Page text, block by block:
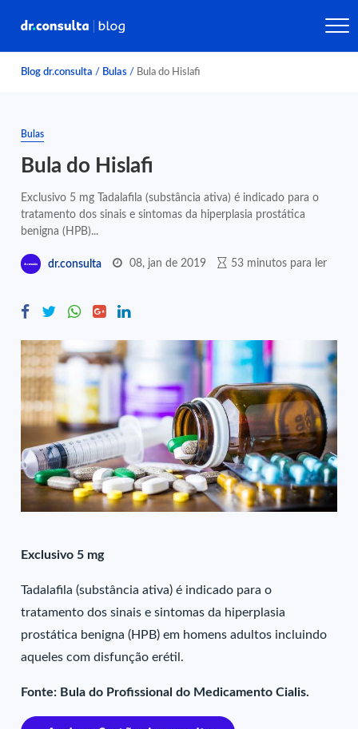
Blog dr.consulta / Bulas / Bula do Hislafi
Bulas
Bula do Hislafi
Exclusivo 5 mg Tadalafila (substância ativa) é indicado para o
tratamento dos sinais e sintomas da hiperplasia prostática
benigna (HPB)...
dr.consulta 08, jan de 2019 53 minutos para ler
Exclusivo 5 mg
Tadalafila (substância ativa) é indicado para o
tratamento dos sinais e sintomas da hiperplasia
prostática benigna (HPB) em homens adultos incluindo
aqueles com disfunção erétil.
Fonte: Bula do Profissional do Medicamento Cialis.